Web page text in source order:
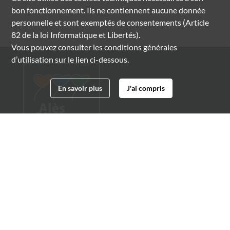
bon fonctionnement. Ils ne contiennent aucune donnée
personnelle et sont exemptés de consentements (Article
82 de la loi Informatique et Libertés).
Vous pouvez consulter les conditions générales
d’utilisation sur le lien ci-dessous.
En savoir plus J'ai compris